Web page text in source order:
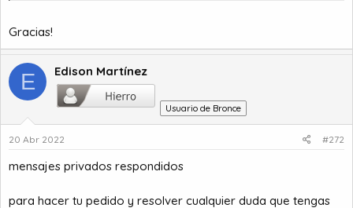
Gracias!
E Edison Martínez
Usuario de Bronce
20 Abr 2022 #272
mensajes privados respondidos
para hacer tu pedido y resolver cualquier duda que tengas